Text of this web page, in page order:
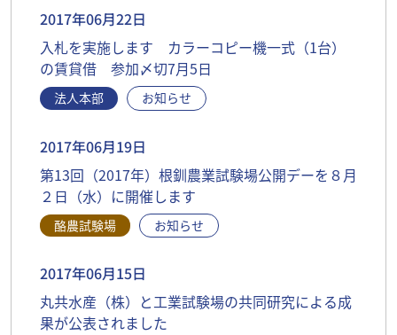
2017年06月22日
入札を実施します カラーコピー機一式（1台）
の賃貸借 参加〆切7月5日
法人本部 お知らせ
2017年06月19日
第13回（2017年）根釧農業試験場公開デーを８月
２日（水）に開催します
酪農試験場 お知らせ
2017年06月15日
丸共水産（株）と工業試験場の共同研究による成
果が公表されました